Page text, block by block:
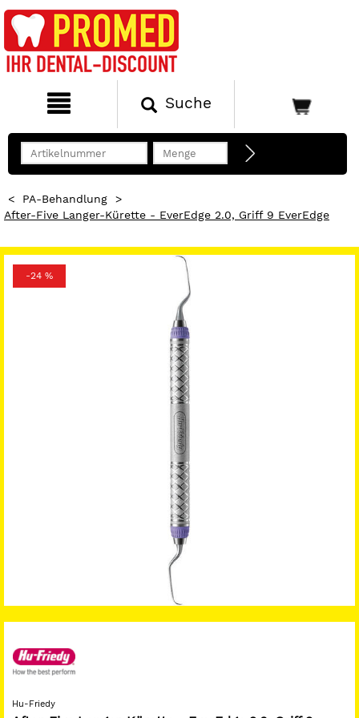
Suche
< PA-Behandlung
>
After-Five Langer-Kürette - EverEdge 2.0, Griff 9 EverEdge
-24 %
Hu-Friedy